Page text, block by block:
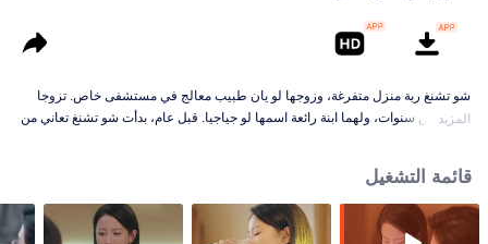
شو تشنغ ربة منزل متفرغة، وزوجها لو يان طبيب معالج في مستشفى خاص. تزوجا
منذ خمس سنوات، ولهما ابنة رائعة اسمها لو جياجيا. قبل عام، بدأت شو تشنغ تعاني من
السابق. لحسن الحظ، أنقذ أحد المارة لو يان، الذي غرقت سيارته في مياه البحيرة. أما
شو تشنغ، فهو مفقود.
المزيد
قائمة التشغيل